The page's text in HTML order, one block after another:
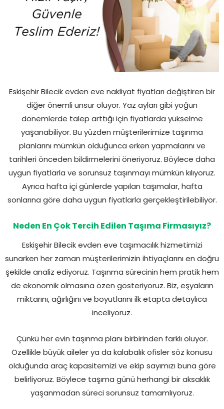
Eskişehir Bilecik evden eve nakliyat fiyatları değiştiren bir
diğer önemli unsur oluyor. Yaz ayları gibi yoğun
dönemlerde talep arttığı için fiyatlarda yükselme
yaşanabiliyor. Bu yüzden müşterilerimize taşınma
planlarını mümkün olduğunca erken yapmalarını ve
tarihleri önceden bildirmelerini öneriyoruz. Böylece daha
uygun fiyatlarla ve sorunsuz taşınmayı mümkün kılıyoruz.
Ayrıca hafta içi günlerde yapılan taşımalar, hafta
sonlarına göre daha uygun fiyatlarla gerçekleştirilebiliyor.
Neden En Çok Tercih Edilen Taşıma Firmasıyız?
Eskişehir Bilecik evden eve taşımacılık hizmetimizi
sunarken her zaman müşterilerimizin ihtiyaçlarını en doğru
şekilde analiz ediyoruz. Taşınma sürecinin hem pratik hem
de ekonomik olmasına özen gösteriyoruz. Biz, eşyaların
miktarını, ağırlığını ve boyutlarını ilk etapta detaylıca
inceliyoruz.
Çünkü her evin taşınma planı birbirinden farklı oluyor.
Özellikle büyük aileler ya da kalabalık ofisler söz konusu
olduğunda araç kapasitemizi ve ekip sayımızı buna göre
belirliyoruz. Böylece taşıma günü herhangi bir aksaklık
yaşanmadan süreci sorunsuz tamamlıyoruz.